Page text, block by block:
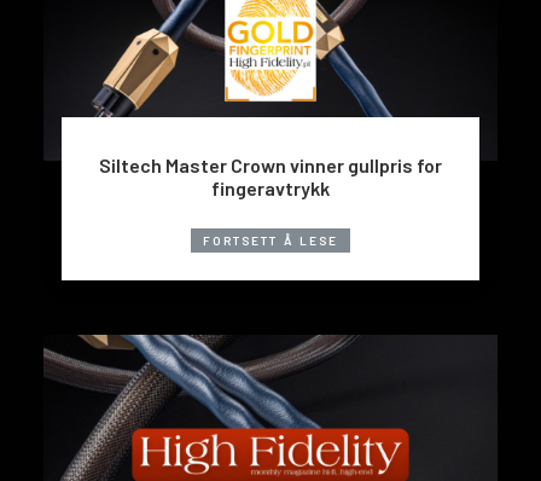
Siltech Master Crown vinner gullpris for
fingeravtrykk
FORTSETT Å LESE